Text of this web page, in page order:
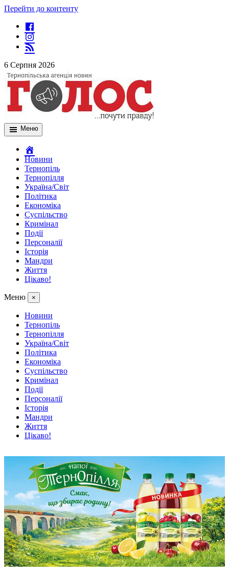
Перейти до контенту
6 Серпня 2026
Меню
Новини
Тернопіль
Тернопілля
Україна/Світ
Політика
Економіка
Суспільство
Кримінал
Події
Персоналії
Історія
Мандри
Життя
Цікаво!
Меню ×
Новини
Тернопіль
Тернопілля
Україна/Світ
Політика
Економіка
Суспільство
Кримінал
Події
Персоналії
Історія
Мандри
Життя
Цікаво!